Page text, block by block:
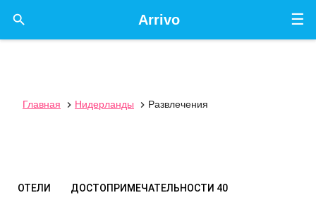
☰
Arrivo

Главная  Нидерланды  Развлечения
ОТЕЛИ ДОСТОПРИМЕЧАТЕЛЬНОСТИ 40